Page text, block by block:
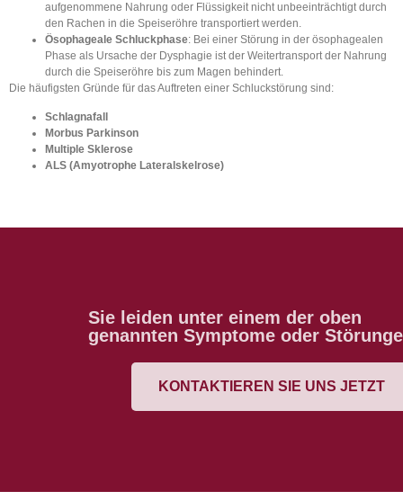
aufgenommene Nahrung oder Flüssigkeit nicht unbeeinträchtigt durch
den Rachen in die Speiseröhre transportiert werden.
Ösophageale Schluckphase: Bei einer Störung in der ösophagealen
Phase als Ursache der Dysphagie ist der Weitertransport der Nahrung
durch die Speiseröhre bis zum Magen behindert.
Die häufigsten Gründe für das Auftreten einer Schluckstörung sind:
Schlagnafall
Morbus Parkinson
Multiple Sklerose
ALS (Amyotrophe Lateralskelrose)
Sie leiden unter einem der oben
genannten Symptome oder Störungen?
KONTAKTIEREN SIE UNS JETZT